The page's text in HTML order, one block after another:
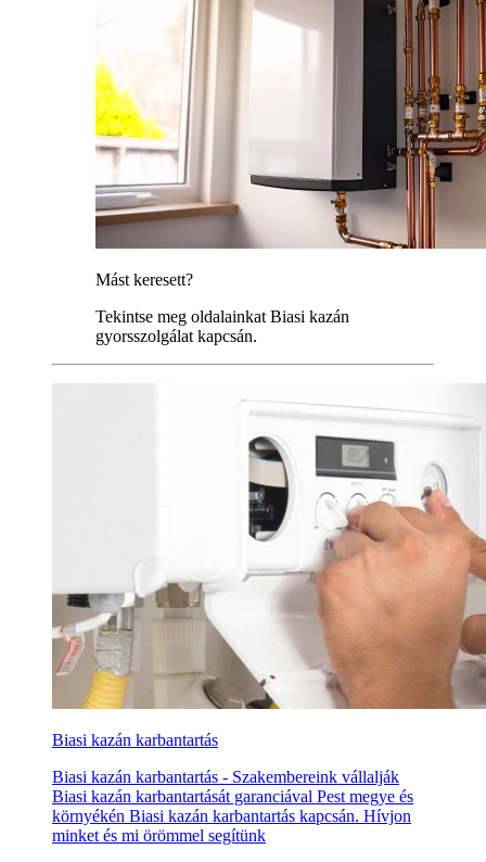
Mást keresett?
Tekintse meg oldalainkat Biasi kazán
gyorsszolgálat kapcsán.
Biasi kazán karbantartás
Biasi kazán karbantartás - Szakembereink vállalják
Biasi kazán karbantartását garanciával Pest megye és
környékén Biasi kazán karbantartás kapcsán. Hívjon
minket és mi örömmel segítünk